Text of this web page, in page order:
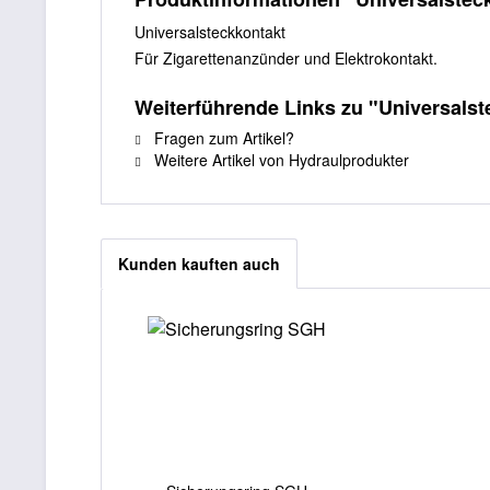
Universalsteckkontakt
Für Zigarettenanzünder und Elektrokontakt.
Weiterführende Links zu
Fragen zum Artikel?
Weitere Artikel von Hydraulprodukter
Kunden kauften auch